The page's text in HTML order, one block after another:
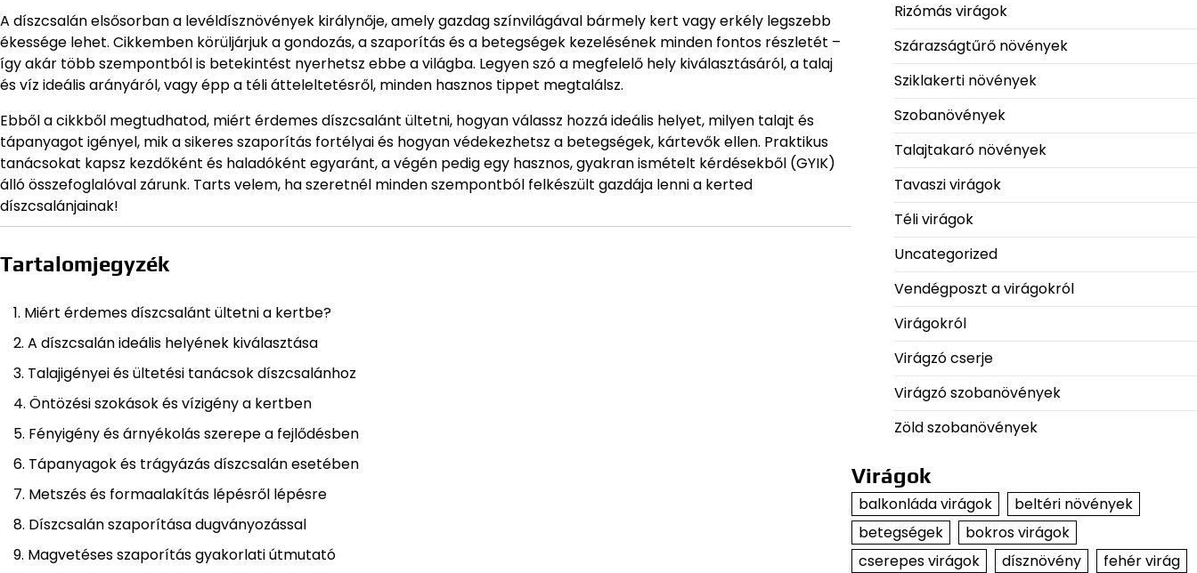
A díszcsalán elsősorban a levéldísznövények királynője, amely gazdag színvilágával bármely kert vagy erkély legszebb
ékessége lehet. Cikkemben körüljárjuk a gondozás, a szaporítás és a betegségek kezelésének minden fontos részletét –
így akár több szempontból is betekintést nyerhetsz ebbe a világba. Legyen szó a megfelelő hely kiválasztásáról, a talaj
és víz ideális arányáról, vagy épp a téli átteleltetésről, minden hasznos tippet megtalálsz.
Ebből a cikkből megtudhatod, miért érdemes díszcsalánt ültetni, hogyan válassz hozzá ideális helyet, milyen talajt és
tápanyagot igényel, mik a sikeres szaporítás fortélyai és hogyan védekezhetsz a betegségek, kártevők ellen. Praktikus
tanácsokat kapsz kezdőként és haladóként egyaránt, a végén pedig egy hasznos, gyakran ismételt kérdésekből (GYIK)
álló összefoglalóval zárunk. Tarts velem, ha szeretnél minden szempontból felkészült gazdája lenni a kerted
díszcsalánjainak!
Tartalomjegyzék
Miért érdemes díszcsalánt ültetni a kertbe?
A díszcsalán ideális helyének kiválasztása
Talajigényei és ültetési tanácsok díszcsalánhoz
Öntözési szokások és vízigény a kertben
Fényigény és árnyékolás szerepe a fejlődésben
Tápanyagok és trágyázás díszcsalán esetében
Metszés és formaalakítás lépésről lépésre
Díszcsalán szaporítása dugványozással
Magvetéses szaporítás gyakorlati útmutató
Rizómás virágok
Szárazságtűrő növények
Sziklakerti növények
Szobanövények
Talajtakaró növények
Tavaszi virágok
Téli virágok
Uncategorized
Vendégposzt a virágokról
Virágokról
Virágzó cserje
Virágzó szobanövények
Zöld szobanövények
Virágok
balkonláda virágok
beltéri növények
betegségek
bokros virágok
cserepes virágok
dísznövény
fehér virág